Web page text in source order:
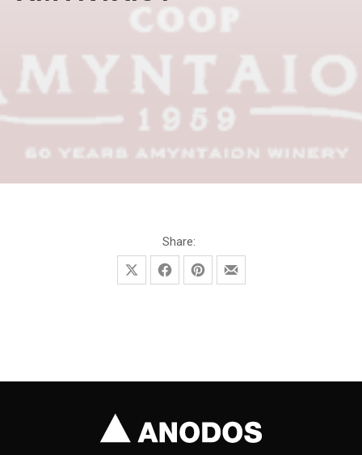
Share:
Share on XShare on Facebook
Share on Pinterest
Share by Email